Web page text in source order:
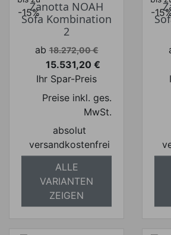
-15%Zanotta NOAH
Sofa Kombination
2
Verkaufspreis
ab 18.272,00 €
Preis
15.531,20 €
Ihr Spar-Preis
Preise inkl. ges.
MwSt.
absolut
versandkostenfrei
ALLE
VARIANTEN
ZEIGEN
-